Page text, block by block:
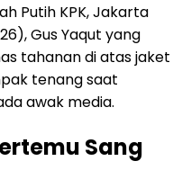
Putih KPK, Jakarta
Gus Yaqut yang
tahanan di atas jaket
tenang saat
awak media.
Sang